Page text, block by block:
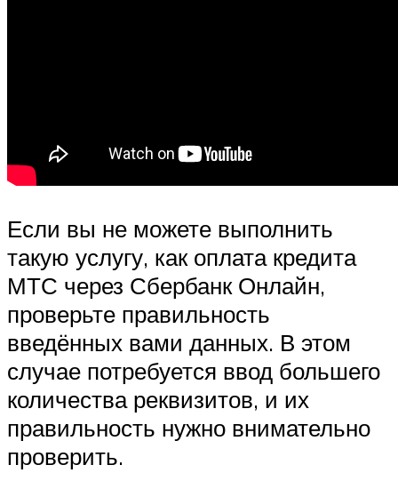
Если вы не можете выполнить
такую услугу, как оплата кредита
МТС через Сбербанк Онлайн,
проверьте правильность
введённых вами данных. В этом
случае потребуется ввод большего
количества реквизитов, и их
правильность нужно внимательно
проверить.